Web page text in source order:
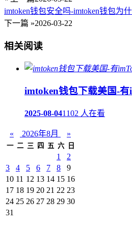
imtoken钱包安全吗-imtoken钱包为
下一篇 »2026-03-22
相关阅读
imtoken钱包下载美国-有
2025-08-041102 人在看
« 2026年8月 »
一 二 三 四 五 六 日
1
2
3
4 5 6 7 8
9
10 11 12 13 14 15 16
17 18 19 20 21 22 23
24 25 26 27 28 29 30
31